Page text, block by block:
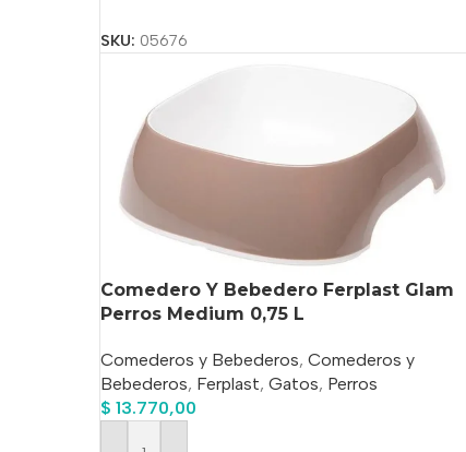
SKU: 05676
Comedero Y Bebedero Ferplast Glam
Perros Medium 0,75 L
Comederos y Bebederos, Comederos y
Bebederos, Ferplast, Gatos, Perros
$ 13.770,00